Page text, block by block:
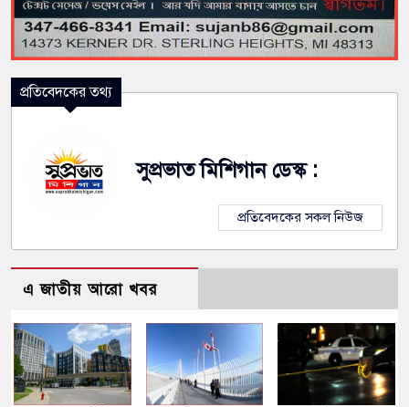
প্রতিবেদকের তথ্য
সুপ্রভাত মিশিগান ডেস্ক :
প্রতিবেদকের সকল নিউজ
এ জাতীয় আরো খবর